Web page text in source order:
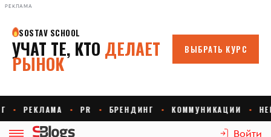
РЕКЛАМА
Войти